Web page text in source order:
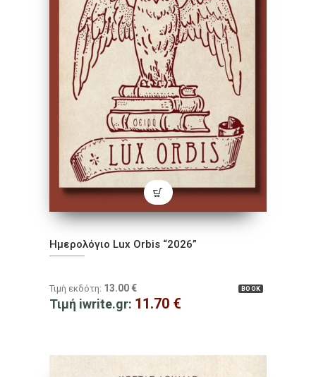
Ημερολόγιο Lux Orbis “2026”
BOOK
Τιμή εκδότη: 13.00 €
Τιμή iwrite.gr: 11.70 €